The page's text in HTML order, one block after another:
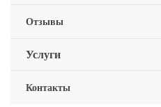
Отзывы
Услуги
Контакты